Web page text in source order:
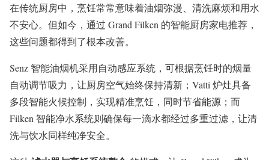
在传统厨房中，烹饪常常意味着油烟弥漫、清洗麻烦和用水
不安心。但如今，通过 Grand Filken 的智能厨房家电推荐，
这些问题都得到了根本改善。
Senz 智能油烟机采用自动感应系统，可根据烹饪时的烟量
自动调节吸力，让厨房空气始终保持清新；Vatti 炉灶具备
多段智能火候控制，实现精准烹饪，同时节省能源；而
Filken 智能净水系统则确保每一滴水都经过多重过滤，让清
洗与饮水同样纯净安全。